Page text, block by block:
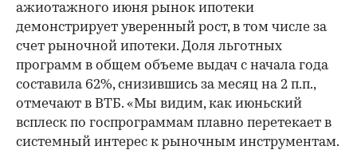
ажиотажного июня рынок ипотеки
демонстрирует уверенный рост, в том числе за
счет рыночной ипотеки. Доля льготных
программ в общем объеме выдач с начала года
составила 62%, снизившись за месяц на 2 п.п.,
отмечают в ВТБ. «Мы видим, как июньский
всплеск по госпрограммам плавно перетекает в
системный интерес к рыночным инструментам.